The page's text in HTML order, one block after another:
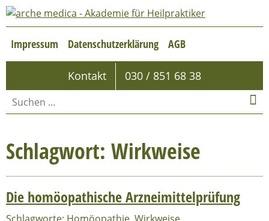
Impressum Datenschutzerklärung AGB
Kontakt 030 / 851 68 38
Schlagwort: Wirkweise
Die homöopathische Arzneimittelprüfung